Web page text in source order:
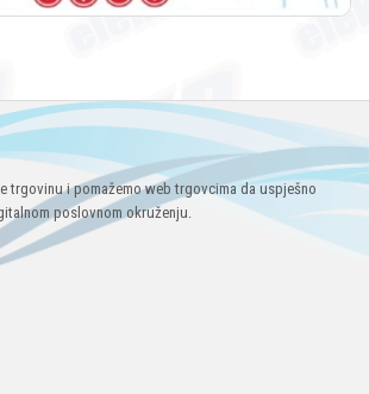
trgovinu i pomažemo web trgovcima da uspješno
poslovnom okruženju.